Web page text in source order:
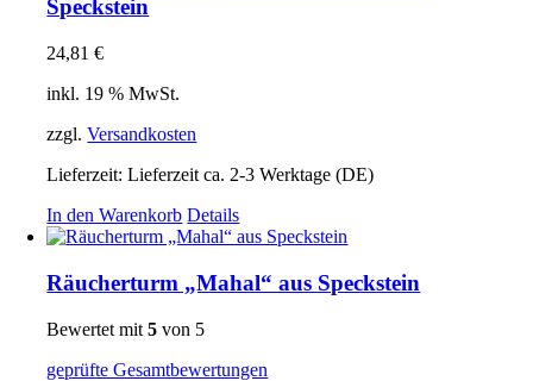
Speckstein
24,81€
inkl. 19 % MwSt.
zzgl.Versandkosten
Lieferzeit:Lieferzeit ca. 2-3 Werktage (DE)
In den Warenkorb Details
Räucherturm „Mahal“ aus Speckstein
Bewertet mit5 von 5
geprüfte Gesamtbewertungen